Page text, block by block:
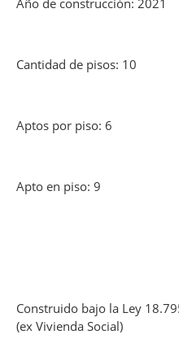
Cantidad de pisos: 10
Aptos por piso: 6
Apto en piso: 9
Construido bajo la Ley
(ex Vivienda Social)